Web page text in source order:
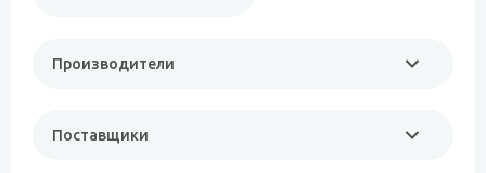
Производители
Поставщики